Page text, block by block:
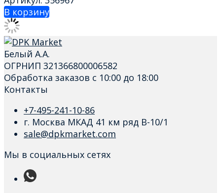
В корзину
Белый А.А.
ОГРНИП 321366800006582
Обработка заказов с 10:00 до 18:00
Контакты
+7-495-241-10-86
г. Москва МКАД 41 км ряд В-10/1
sale@dpkmarket.com
Мы в социальных сетях